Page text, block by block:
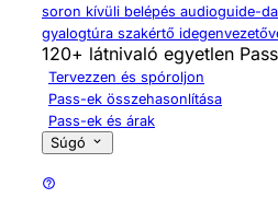
soron kívüli belépés audioguide-
gyalogtúra szakértő
120+ látnivaló egyetlen
Tervezzen és spóroljon
Pass-ek összehasonlítása
Pass-ek és árak
Súgó